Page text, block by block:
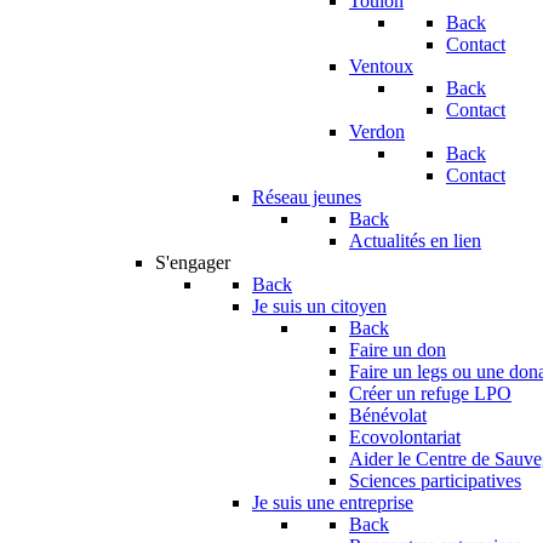
Back
Contact
Ventoux
Back
Contact
Verdon
Back
Contact
Réseau jeunes
Back
Actualités en lien
S'engager
Back
Je suis un citoyen
Back
Faire un don
Faire un legs ou une
Créer un refuge LPO
Bénévolat
Ecovolontariat
Aider le Centre de
Sciences participatives
Je suis une entreprise
Back